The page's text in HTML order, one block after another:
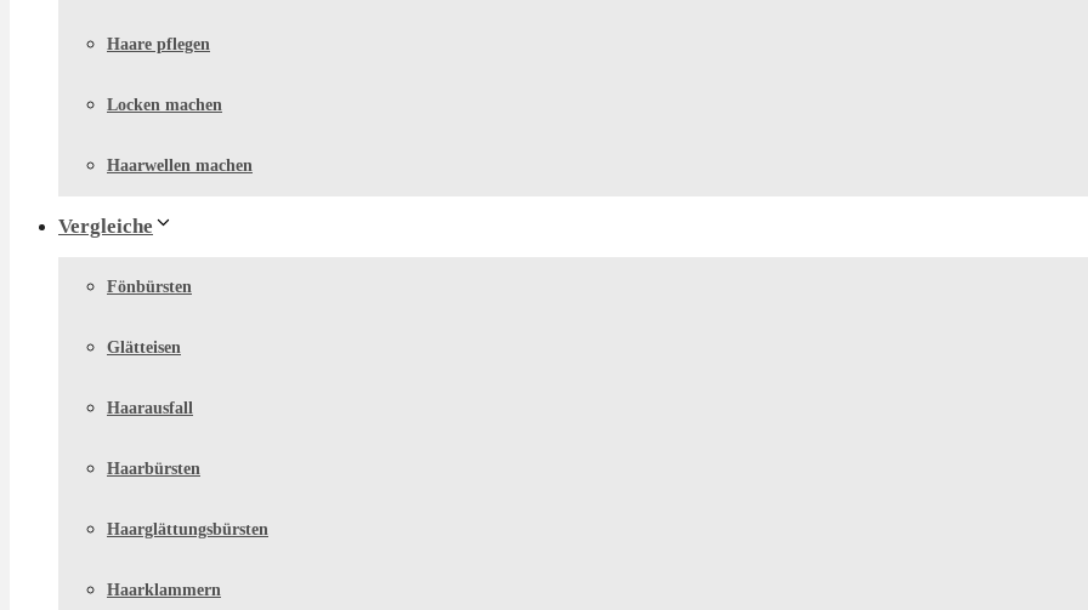
Haare pflegen
Locken machen
Haarwellen machen
Vergleiche
Fönbürsten
Glätteisen
Haarausfall
Haarbürsten
Haarglättungsbürsten
Haarklammern